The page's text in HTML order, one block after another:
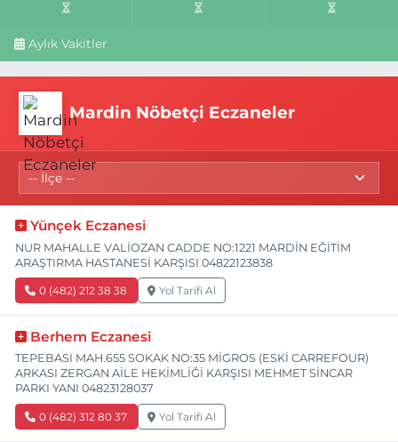
Aylık Vakitler
Mardin Nöbetçi Eczaneler
Yünçek Eczanesi
NUR MAHALLE VALİOZAN CADDE NO:1221 MARDİN EĞİTİM
ARAŞTIRMA HASTANESİ KARŞISI 04822123838
0 (482) 212 38 38 Yol Tarifi Al
Berhem Eczanesi
TEPEBASI MAH.655 SOKAK NO:35 MİGROS (ESKİ CARREFOUR)
ARKASI ZERGAN AİLE HEKİMLİĞİ KARŞISI MEHMET SİNCAR
PARKI YANI 04823128037
0 (482) 312 80 37 Yol Tarifi Al